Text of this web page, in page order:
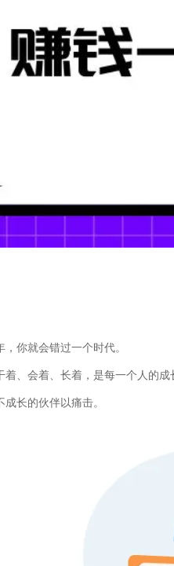
你就会错过一个时代。
、会着、长着，是每一个人的成
长的伙伴以痛击。